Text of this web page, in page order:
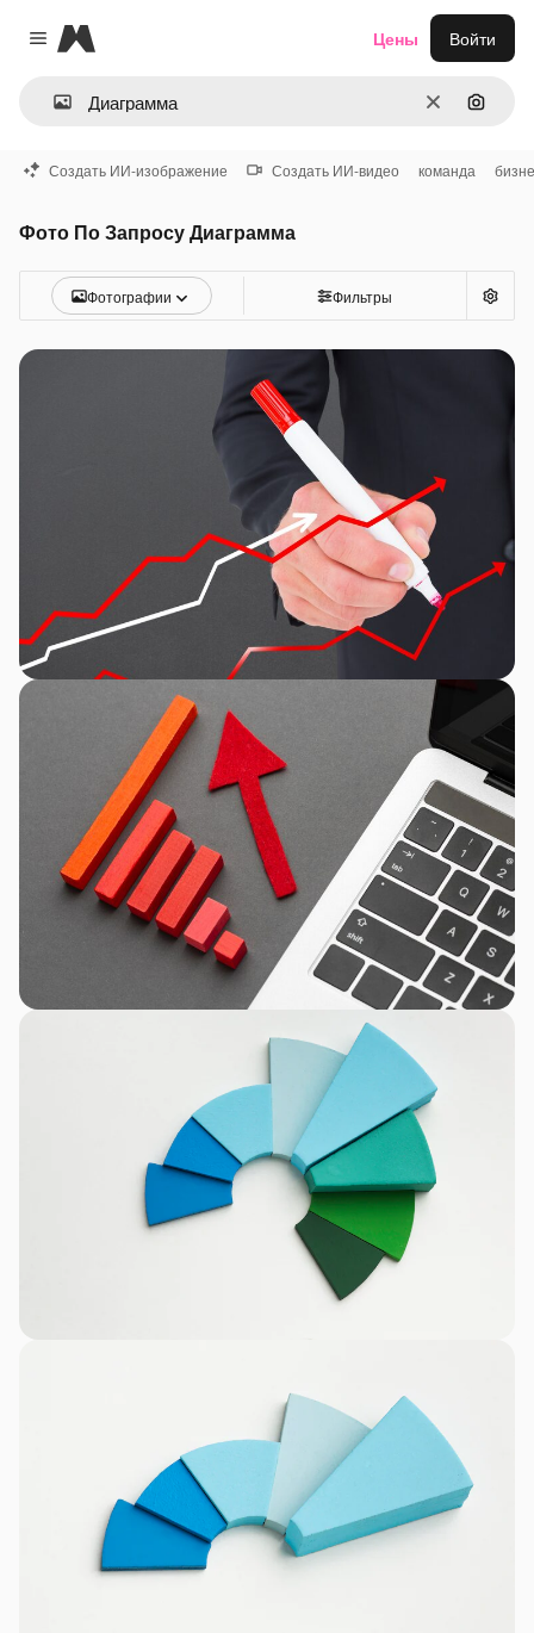
Close menu
Magnific
ОчиститьПоиск
Цены Войти
Создать ИИ-изображение Создать ИИ-видео команда
Фото По Запросу Диаграмма
Фотографии Фильтры